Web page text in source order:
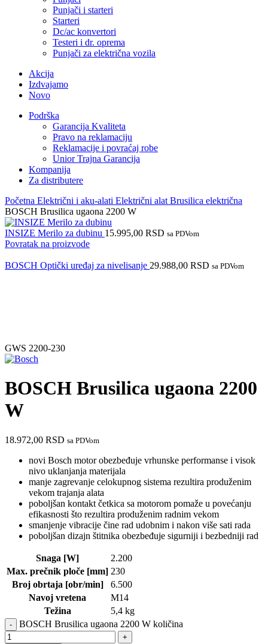
Punjači i starteri
Starteri
Dc/ac konvertori
Testeri i dr. oprema
Punjači za električna vozila
Akcija
Izdvajamo
Novo
Podrška
Garancija Kvaliteta
Pravo na reklamaciju
Reklamacije i povraćaj robe
Unior Trajna Garancija
Kompanija
Za distributere
Početna Električni i aku-alati Električni alat Brusilica električna
BOSCH Brusilica ugaona 2200 W
INSIZE Merilo za dubinu 15.995,00 RSD sa PDVom
Povratak na proizvode
BOSCH Optički uređaj za nivelisanje 29.988,00 RSD sa PDVom
GWS 2200-230
BOSCH Brusilica ugaona 2200
W
18.972,00 RSD sa PDVom
novi Bosch motor obezbeđuje vrhunske performanse i visok
nivo uklanjanja materijala
manje zagrevanje celokupnog sistema rezultira produženim
vekom trajanja alata
poboljšan kontakt četkica sa motorom pomaže u povećanju
efikasnosti što rezultira produženim radnim vekom
smanjenje vibracije čine rad udobnim i nakon više sati rada
poboljšan dizajn štitnika obezbeđuje sigurniji i bezbedniji rad
Snaga [W]
2.200
Max. prečnik ploče [mm] 230
Broj obrtaja [obr/min]
6.500
Navoj vretena
M14
Težina
5,4 kg
BOSCH Brusilica ugaona 2200 W količina